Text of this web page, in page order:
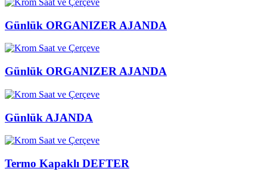
Günlük ORGANIZER AJANDA
Günlük ORGANIZER AJANDA
Günlük AJANDA
Termo Kapaklı DEFTER